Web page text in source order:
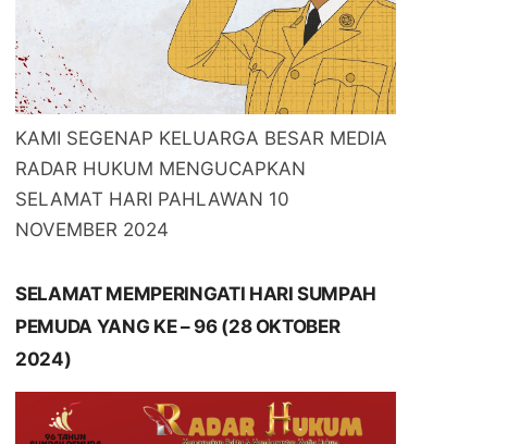
KAMI SEGENAP KELUARGA BESAR MEDIA
RADAR HUKUM MENGUCAPKAN
SELAMAT HARI PAHLAWAN 10
NOVEMBER 2024
SELAMAT MEMPERINGATI HARI SUMPAH
PEMUDA YANG KE – 96 (28 OKTOBER
2024)